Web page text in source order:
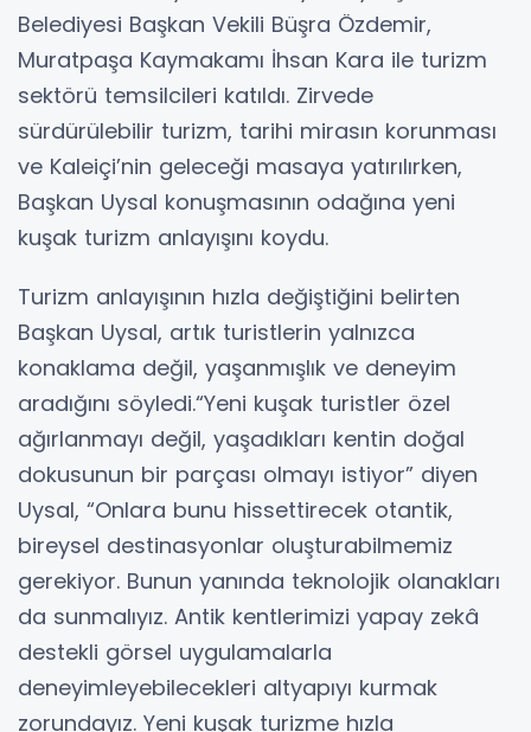
Belediyesi Başkan Vekili Büşra Özdemir,
Muratpaşa Kaymakamı İhsan Kara ile turizm
sektörü temsilcileri katıldı. Zirvede
sürdürülebilir turizm, tarihi mirasın korunması
ve Kaleiçi’nin geleceği masaya yatırılırken,
Başkan Uysal konuşmasının odağına yeni
kuşak turizm anlayışını koydu.
Turizm anlayışının hızla değiştiğini belirten
Başkan Uysal, artık turistlerin yalnızca
konaklama değil, yaşanmışlık ve deneyim
aradığını söyledi.“Yeni kuşak turistler özel
ağırlanmayı değil, yaşadıkları kentin doğal
dokusunun bir parçası olmayı istiyor” diyen
Uysal, “Onlara bunu hissettirecek otantik,
bireysel destinasyonlar oluşturabilmemiz
gerekiyor. Bunun yanında teknolojik olanakları
da sunmalıyız. Antik kentlerimizi yapay zekâ
destekli görsel uygulamalarla
deneyimleyebilecekleri altyapıyı kurmak
zorundayız. Yeni kuşak turizme hızla